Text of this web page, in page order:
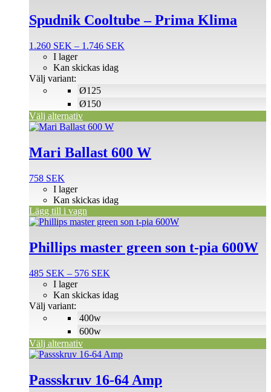
Spudnik Cooltube – Prima Klima
1.260 SEK – 1.746 SEK
Ø125
Ø150
I lager
Kan skickas idag
Välj variant:
Välj alternativ
produkten
har
varianter.
olika
alternativen
på
produktsidan
Mari Ballast 600 W
758 SEK
I lager
Kan skickas idag
Lägg till i vagn
Phillips master green son t-pia 600W
485 SEK – 576 SEK
till
400w
600w
I lager
Kan skickas idag
Välj variant:
Välj alternativ
Den
produkten
har
varianter.
olika
alternativen
på
produktsidan
Passskruv 16-64 Amp
Den
produkten
har